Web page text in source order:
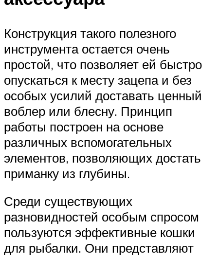
Конструкция такого полезного
инструмента остается очень
простой, что позволяет ей быстро
опускаться к месту зацепа и без
особых усилий доставать ценный
воблер или блесну. Принцип
работы построен на основе
различных вспомогательных
элементов, позволяющих достать
приманку из глубины.
Среди существующих
разновидностей особым спросом
пользуются эффективные кошки
для рыбалки. Они представляют